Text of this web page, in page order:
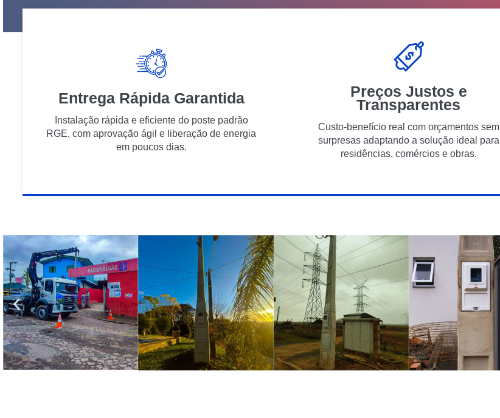
Entrega Rápida Garantida
Instalação rápida e eficiente do poste padrão
RGE, com aprovação ágil e liberação de energia
em poucos dias.
Preços Justos e
Transparentes
Custo-benefício real com orçamentos sem
surpresas adaptando a solução ideal para
residências, comércios e obras.